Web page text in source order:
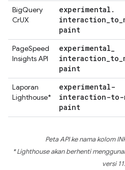
BigQuery
CrUX
experimental .
interaction to
paint
PageSpeed
Insights API
experimental
interaction to
paint
Laporan
Lighthouse*
experimental-
interaction-to-
paint
Peta API ke nama kolom
* Lighthouse akan berhenti
versi 11.